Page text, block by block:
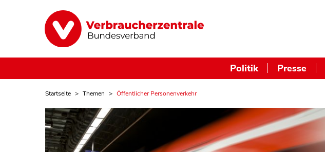
Politik Presse
Startseite Themen Öffentlicher Personenverkehr